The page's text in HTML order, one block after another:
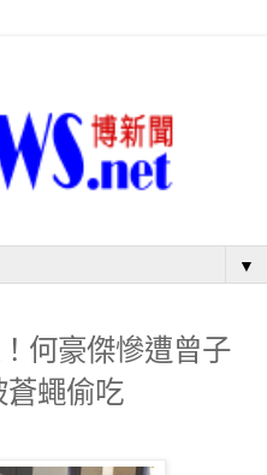
▼
何豪傑慘遭曾子
蒼蠅偷吃